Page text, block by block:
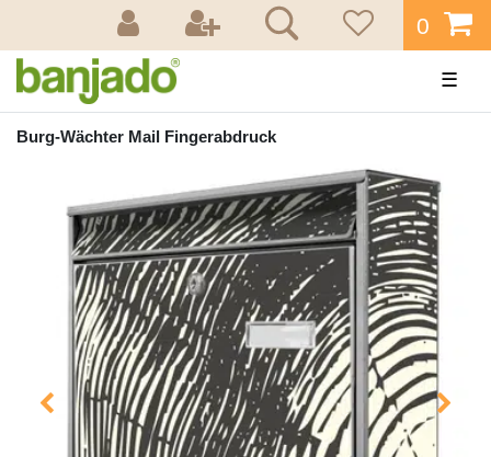
0
☰
Burg-Wächter Mail Fingerabdruck